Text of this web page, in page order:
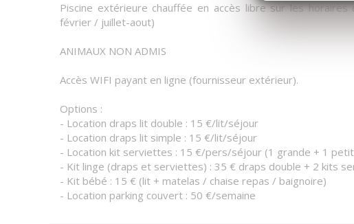
Piscine extérieure chauffée en accès libre sur les
février / juillet-aout)
ANIMAUX NON ADMIS
Accès WIFI payant en ligne (fournisseur extérieur).
Options :
- Location draps lit double : 15 €/lit/séjour
- Location draps lit simple : 15 €/lit/séjour
- Location kit serviettes : 15 €/pers/séjour (1 grande + 1
- Kit linge (draps et serviettes) : 35 € draps double + 2 kits
- Kit bébé : 15 € (lit + matelas / chaise repas / baignoire)
- Location parking couvert : 50 €/semaine